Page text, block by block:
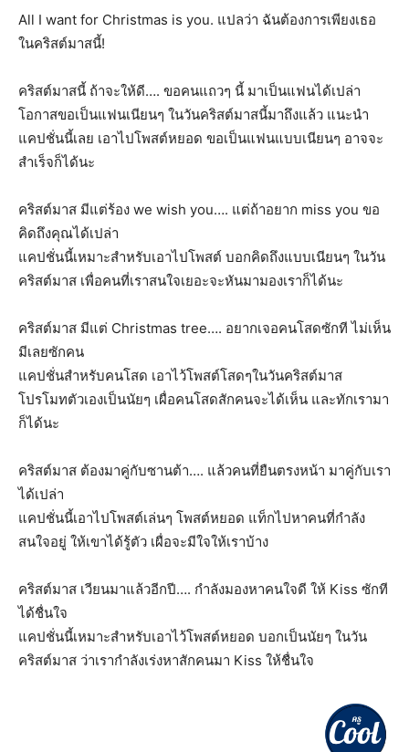
All I want for Christmas is you. แปลว่า ฉันต้องการเพียงเธอ
ในคริสต์มาสนี้!
คริสต์มาส​นี้ ถ้าจะให้ดี…. ขอคนแถวๆ​ นี้ มาเป็นแฟนได้เปล่า
โอกาสขอเป็นแฟนเนียนๆ ในวันคริสต์มาสนี้มาถึงแล้ว แนะนำ
แคปชั่นนี้เลย เอาไปโพสต์หยอด ขอเป็นแฟนแบบเนียนๆ อาจจะ
สำเร็จก็ได้นะ
คริสต์มาส​ มีแต่ร้อง​ we​ wish you…. แต่ถ้าอยาก​ miss​ you​ ขอ
คิดถึงคุณได้เปล่า
แคปชั่นนี้เหมาะสำหรับเอาไปโพสต์ บอกคิดถึงแบบเนียนๆ ในวัน
คริสต์มาส เพื่อคนที่เราสนใจเยอะจะหันมามองเราก็ได้นะ
คริสต์มาส​ มีแต่ Christmas tree…. อยากเจอคนโสดซักที ไม่เห็น
มีเลยซักคน
แคปชั่นสำหรับคนโสด เอาไว้โพสต์โสดๆในวันคริสต์มาส
โปรโมทตัวเองเป็นนัยๆ เผื่อคนโสดสักคนจะได้เห็น และทักเรามา
ก็ได้นะ
คริสต์มาส​ ต้องมาคู่กับซานต้า…. แล้วคนที่ยืนตรงหน้า​ มาคู่กับเรา
ได้เปล่า
แคปชั่นนี้เอาไปโพสต์เล่นๆ โพสต์หยอด แท็กไปหาคนที่กำลัง
สนใจอยู่ ให้เขาได้รู้ตัว เผื่อจะมีใจให้เราบ้าง
คริสต์มาส​ เวียนมาแล้วอีกปี…. กำลังมองหาคนใจดี​ ให้​ Kiss ซักที
ได้ชื่นใจ​
แคปชั่นนี้เหมาะสำหรับเอาไว้โพสต์หยอด บอกเป็นนัยๆ ในวัน
คริสต์มาส ว่าเรากำลังเร่งหาสักคนมา Kiss ให้ชื่นใจ